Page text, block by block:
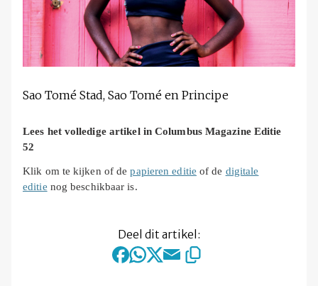
Sao Tomé Stad, Sao Tomé en Principe
Lees het volledige artikel in Columbus Magazine Editie
52
Klik om te kijken of depapieren editie of de digitale
editie nog beschikbaar is.
Deel dit artikel: